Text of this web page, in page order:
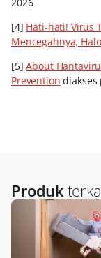
[4] Hati-hati! Virus
Mencegahnya,
[5]About
Prevention diakses
Produk